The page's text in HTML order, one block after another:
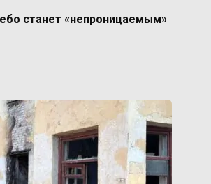
станет «непроницаемым»